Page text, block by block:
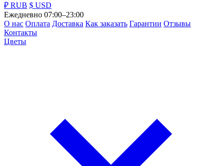
₽ RUB $ USD
Ежедневно 07:00–23:00
О нас Оплата Доставка Как заказать Гарантии Отзывы
Контакты
Цветы